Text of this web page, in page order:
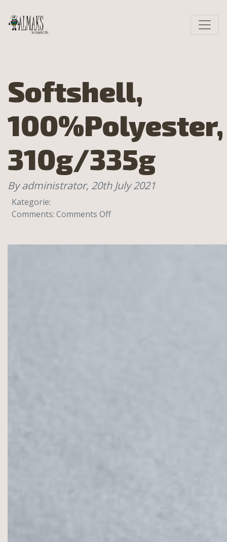
Softshell,
100%Polyester,
310g/335g
By administrator, 20th July 2021
Kategorie:
Comments: Comments Offon